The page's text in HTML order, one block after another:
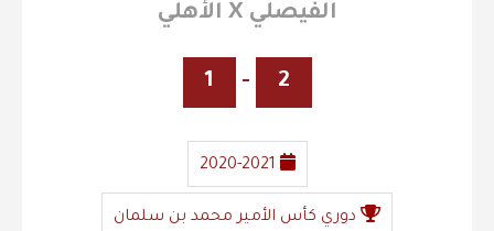
الفيصلي X الأهلي
2
-
1
2020-2021
دوري كأس الأمير محمد بن سلمان